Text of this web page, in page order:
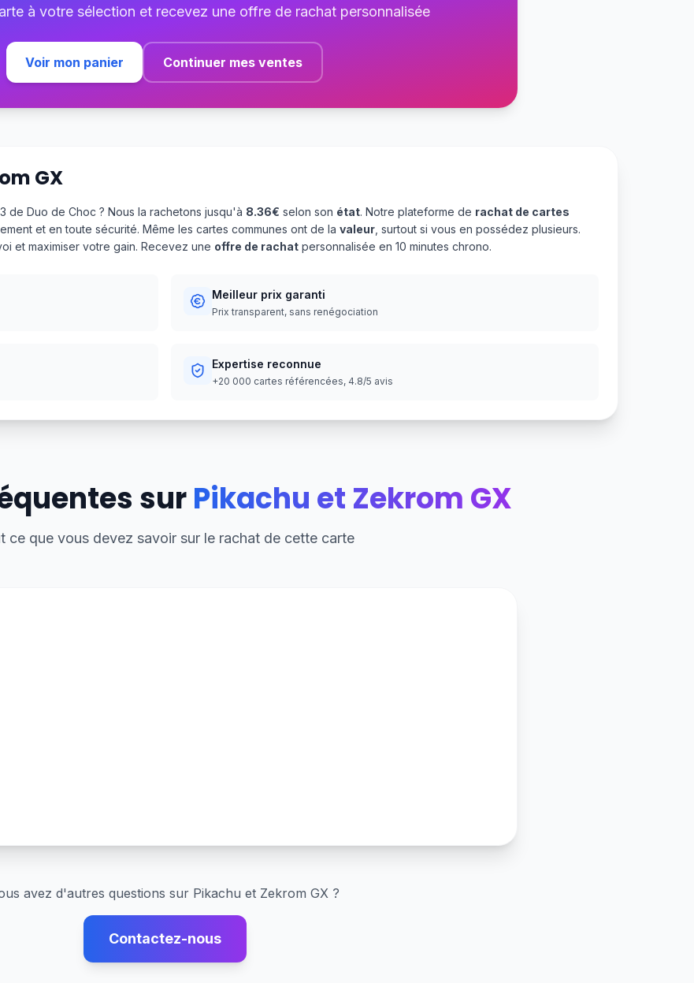
à votre sélection et recevez une offre de rachat personnalisée
Voir mon panier Continuer mes ventes
GX
de Duo de Choc ? Nous la rachetons jusqu'à 8.36€ selon son état. Notre plateforme de rachat de cartes
et en toute sécurité. Même les cartes communes ont de la valeur , surtout si vous en possédez plusieurs.
et maximiser votre gain. Recevez une offre de rachat personnalisée en 10 minutes chrono.
Meilleur prix garanti
Prix transparent, sans renégociation
Expertise reconnue
+20 000 cartes référencées, 4.8/5 avis
sur Pikachu et Zekrom GX
ce que vous devez savoir sur le rachat de cette carte
avez d'autres questions sur Pikachu et Zekrom GX ?
Contactez-nous